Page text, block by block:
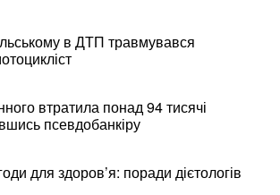
в ДТП травмувався
втратила понад 94 тисячі
псевдобанкіру
для здоров’я: поради дієтологів